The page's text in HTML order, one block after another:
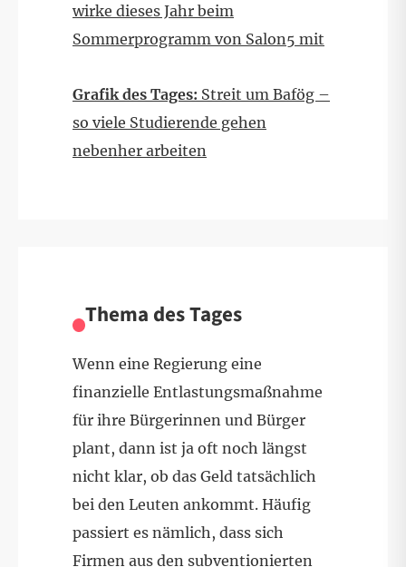
wirke dieses Jahr beim
Sommerprogramm von Salon5 mit
Grafik des Tages: Streit um Bafög –
so viele Studierende gehen
nebenher arbeiten
Thema des Tages
Wenn eine Regierung eine
finanzielle Entlastungsmaßnahme
für ihre Bürgerinnen und Bürger
plant, dann ist ja oft noch längst
nicht klar, ob das Geld tatsächlich
bei den Leuten ankommt. Häufig
passiert es nämlich, dass sich
Firmen aus den subventionierten